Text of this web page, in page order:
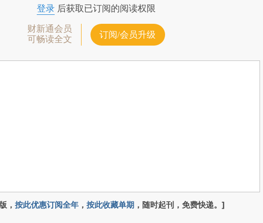
登录后获取已订阅的阅读权限
财新通会员
可畅读全文
订阅/会员升级
， 按此优惠订阅全年 ， 按此收藏单期 ，随时起刊，免费快递。]